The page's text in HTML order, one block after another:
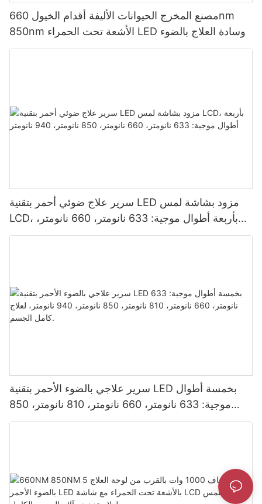
مصنع المخرج الحيوانات الأليفة أقدام الخيول 660nm
850nm الأشعة تحت الحمراء LED وسادة العلاج بالضوء
الأحمر لساق الحصان
سرير علاج ضوئي أحمر بتقنية LED مزود بشاشة لمس
LCD، بأربعة أطوال موجية: 633 نانومتر، 660 نانومتر،
850 نانومتر، 940 نانومتر
سرير علاجي بالضوء الأحمر بتقنية LED بخمسة أطوال
موجية: 633 نانومتر، 660 نانومتر، 810 نانومتر، 850
نانومتر، 940 نانومتر، لعلاج كامل الجسم.